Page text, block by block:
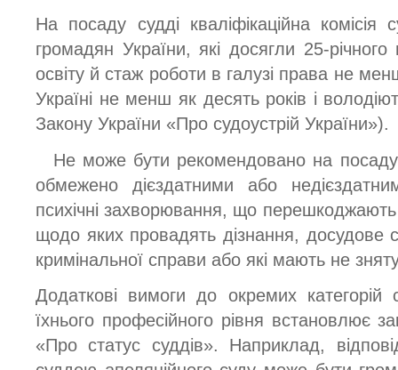
На посаду судді кваліфікаційна
громадян України, які досягли 25-
освіту й стаж роботи в галузі права не
Україні не менш як десять років і
Закону України «Про судоустрій України»).
Не може бути рекомендовано на посаду
обмежено дієздатними або
психічні захворювання, що
щодо яких провадять дізнання, досудове
кримінальної справи або які мають не
Додаткові вимоги до окремих категорій
їхнього професійного рівня встановлює
«Про статус суддів». Наприклад,